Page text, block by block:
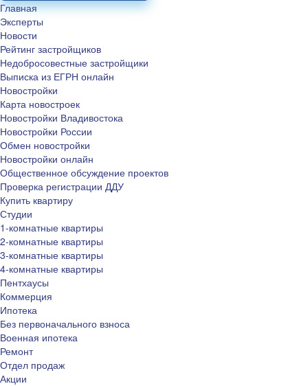
Главная
Эксперты
Новости
Рейтинг застройщиков
Недобросовестные застройщики
Выписка из ЕГРН онлайн
Новостройки
Карта новостроек
Новостройки Владивостока
Новостройки России
Обмен новостройки
Новостройки онлайн
Общественное обсуждение проектов
Проверка регистрации ДДУ
Купить квартиру
Студии
1-комнатные квартиры
2-комнатные квартиры
3-комнатные квартиры
4-комнатные квартиры
Пентхаусы
Коммерция
Ипотека
Без первоначального взноса
Военная ипотека
Ремонт
Отдел продаж
Акции